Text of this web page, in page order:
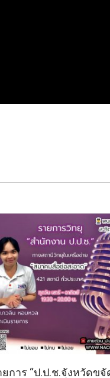
ยการ “ป.ป.ช.จังหวัดขจั